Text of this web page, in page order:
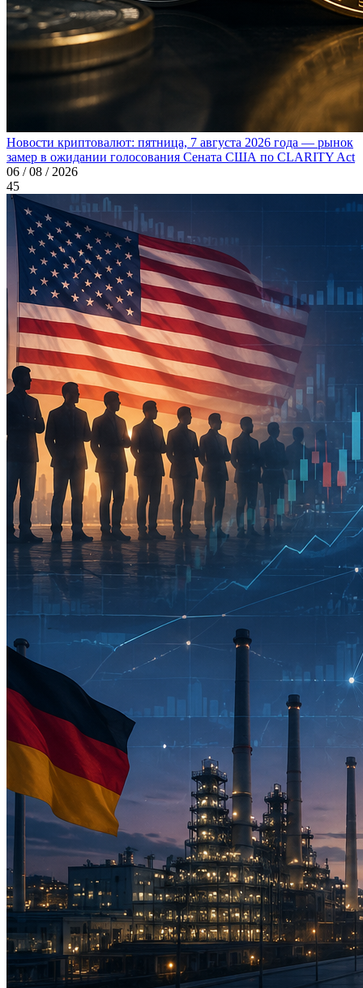
Новости криптовалют: пятница, 7 августа 2026 года — рынок
замер в ожидании голосования Сената США по CLARITY Act
06 / 08 / 2026
45